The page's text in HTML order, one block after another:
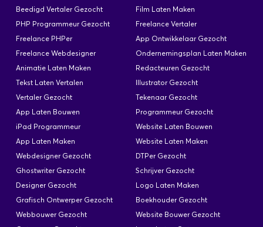
Beedigd Vertaler Gezocht
Film Laten Maken
PHP Programmeur Gezocht
Freelance Vertaler
Freelance PHPer
App Ontwikkelaar Gezocht
Freelance Webdesigner
Ondernemingsplan Laten Maken
Animatie Laten Maken
Redacteuren Gezocht
Tekst Laten Vertalen
Illustrator Gezocht
Vertaler Gezocht
Tekenaar Gezocht
App Laten Bouwen
Programmeur Gezocht
iPad Programmeur
Website Laten Bouwen
App Laten Maken
Website Laten Maken
Webdesigner Gezocht
DTPer Gezocht
Ghostwriter Gezocht
Schrijver Gezocht
Designer Gezocht
Logo Laten Maken
Grafisch Ontwerper Gezocht
Boekhouder Gezocht
Webbouwer Gezocht
Website Bouwer Gezocht